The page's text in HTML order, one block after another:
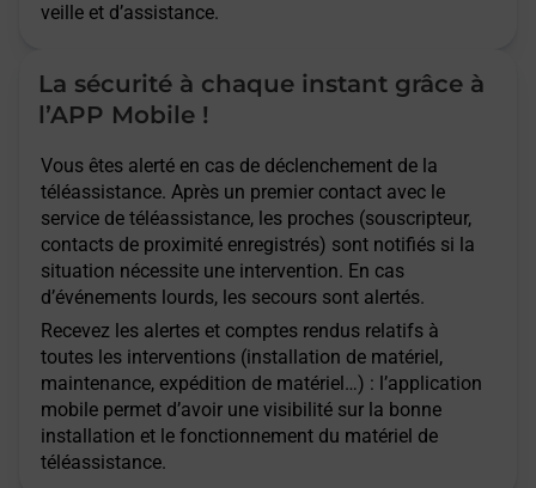
veille et d’assistance.
La sécurité à chaque instant grâce à
l’APP Mobile !
Vous êtes alerté en cas de déclenchement de la
téléassistance. Après un premier contact avec le
service de téléassistance, les proches (souscripteur,
contacts de proximité enregistrés) sont notifiés si la
situation nécessite une intervention. En cas
d’événements lourds, les secours sont alertés.
Recevez les alertes et comptes rendus relatifs à
toutes les interventions (installation de matériel,
maintenance, expédition de matériel…) : l’application
mobile permet d’avoir une visibilité sur la bonne
installation et le fonctionnement du matériel de
téléassistance.